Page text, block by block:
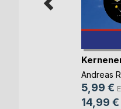
Andreas
5,99 €
14,99 €